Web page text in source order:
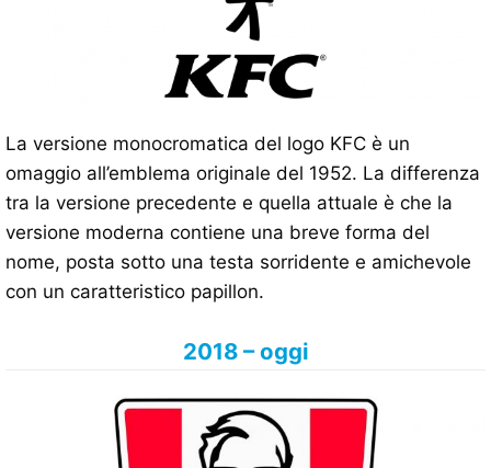
La versione monocromatica del logo KFC è un
omaggio all’emblema originale del 1952. La differenza
tra la versione precedente e quella attuale è che la
versione moderna contiene una breve forma del
nome, posta sotto una testa sorridente e amichevole
con un caratteristico papillon.
2018 – oggi